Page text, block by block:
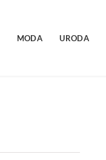
MODA URODA